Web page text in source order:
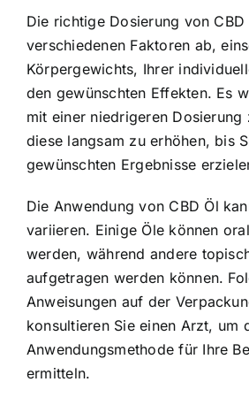
Die richtige Dosierung von
verschiedenen Faktoren ab,
Körpergewichts, Ihrer
den gewünschten Effekten. Es
mit einer niedrigeren Dosierung
diese langsam zu erhöhen, bis
gewünschten Ergebnisse
Die Anwendung von CBD Öl
variieren. Einige Öle können
werden, während andere
aufgetragen werden können.
Anweisungen auf der
konsultieren Sie einen Arzt, um
Anwendungsmethode für Ihre
ermitteln.